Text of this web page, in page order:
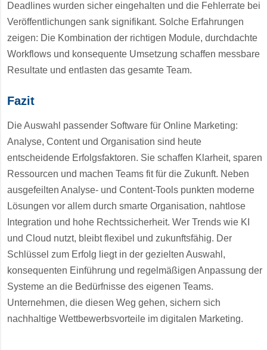
Deadlines wurden sicher eingehalten und die Fehlerrate bei
Veröffentlichungen sank signifikant. Solche Erfahrungen
zeigen: Die Kombination der richtigen Module, durchdachte
Workflows und konsequente Umsetzung schaffen messbare
Resultate und entlasten das gesamte Team.
Fazit
Die Auswahl passender Software für Online Marketing:
Analyse, Content und Organisation sind heute
entscheidende Erfolgsfaktoren. Sie schaffen Klarheit, sparen
Ressourcen und machen Teams fit für die Zukunft. Neben
ausgefeilten Analyse- und Content-Tools punkten moderne
Lösungen vor allem durch smarte Organisation, nahtlose
Integration und hohe Rechtssicherheit. Wer Trends wie KI
und Cloud nutzt, bleibt flexibel und zukunftsfähig. Der
Schlüssel zum Erfolg liegt in der gezielten Auswahl,
konsequenten Einführung und regelmäßigen Anpassung der
Systeme an die Bedürfnisse des eigenen Teams.
Unternehmen, die diesen Weg gehen, sichern sich
nachhaltige Wettbewerbsvorteile im digitalen Marketing.